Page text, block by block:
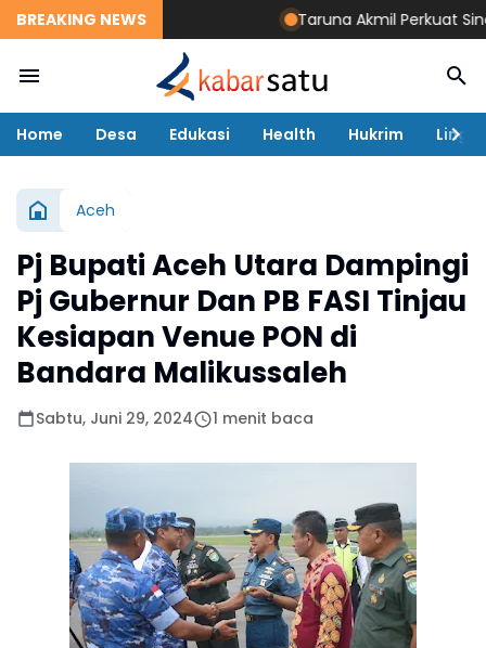
BREAKING NEWS Taruna Akmil Perkuat Sinergi
Home Desa Edukasi Health Hukrim
Aceh
Pj Bupati Aceh Utara Dampingi
Pj Gubernur Dan PB FASI Tinjau
Kesiapan Venue PON di
Bandara Malikussaleh
Sabtu, Juni 29, 2024 1 menit baca